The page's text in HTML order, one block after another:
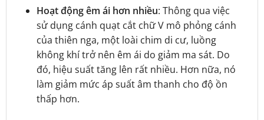
Hoạt động êm ái hơn nhiều: Thông qua việc
sử dụng cánh quạt cắt chữ V mô phỏng cánh
của thiên nga, một loài chim di cư, luồng
không khí trở nên êm ái do giảm ma sát. Do
đó, hiệu suất tăng lên rất nhiều. Hơn nữa, nó
làm giảm mức áp suất âm thanh cho độ ồn
thấp hơn.